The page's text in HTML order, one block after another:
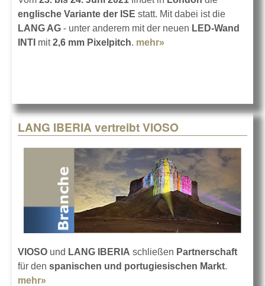
englische Variante der ISE statt. Mit dabei ist die
LANG AG - unter anderem mit der neuen LED-Wand
INTI mit2,6 mm Pixelpitch. mehr»
LANG IBERIA vertreibt VIOSO
VIOSO und LANG IBERIA schließen Partnerschaft
für den spanischen und portugiesischen Markt.
mehr»